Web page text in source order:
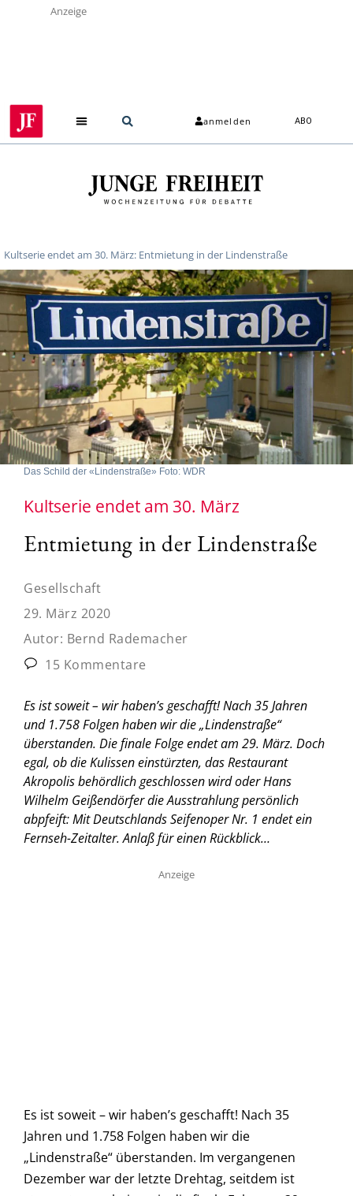
Anzeige
anmelden ABO
Kultserie endet am 30. März: Entmietung in der Lindenstraße
Das Schild der «Lindenstraße» Foto: WDR
Kultserie endet am 30. März
Entmietung in der Lindenstraße
Gesellschaft
29. März 2020
Autor: Bernd Rademacher
15 Kommentare
Es ist soweit – wir haben’s geschafft! Nach 35 Jahren
und 1.758 Folgen haben wir die „Lindenstraße“
überstanden. Die finale Folge endet am 29. März. Doch
egal, ob die Kulissen einstürzten, das Restaurant
Akropolis behördlich geschlossen wird oder Hans
Wilhelm Geißendörfer die Ausstrahlung persönlich
abpfeift: Mit Deutschlands Seifenoper Nr. 1 endet ein
Fernseh-Zeitalter. Anlaß für einen Rückblick…
Anzeige
Es ist soweit – wir haben’s geschafft! Nach 35
Jahren und 1.758 Folgen haben wir die
„Lindenstraße“ überstanden. Im vergangenen
Dezember war der letzte Drehtag, seitdem ist